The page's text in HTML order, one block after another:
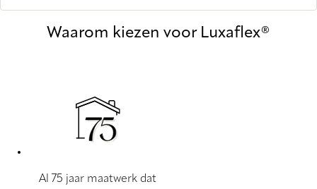
Waarom kiezen voor Luxaflex®
Al 75 jaar maatwerk dat